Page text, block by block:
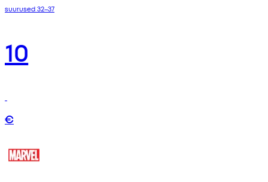
suurused 32–37
10
€